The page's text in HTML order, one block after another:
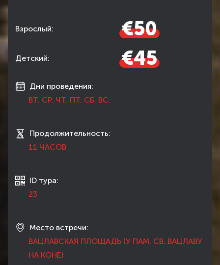
Дни проведения:
ВТ. СР. ЧТ. ПТ. СБ. ВС.
Продолжительность:
11 ЧАСОВ
ID тура:
23
Место встречи:
ВАЦЛАВСКАЯ ПЛОЩАДЬ (У ПАМ. СВ. ВАЦЛАВУ
НА КОНЕ)
Взрослый: €50
Детский: €45